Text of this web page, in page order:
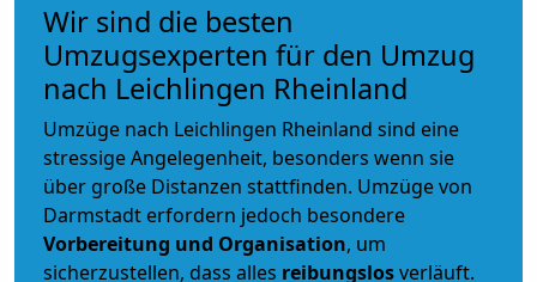
Wir sind die besten
Umzugsexperten für den Umzug
nach Leichlingen Rheinland
Umzüge nach Leichlingen Rheinland sind eine
stressige Angelegenheit, besonders wenn sie
über große Distanzen stattfinden. Umzüge von
Darmstadt erfordern jedoch besondere
Vorbereitung und Organisation, um
sicherzustellen, dass alles reibungslosverläuft.